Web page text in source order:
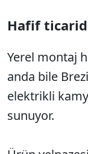
Hafif
Yerel montaj
anda bile
elektrikli
sunuyor.